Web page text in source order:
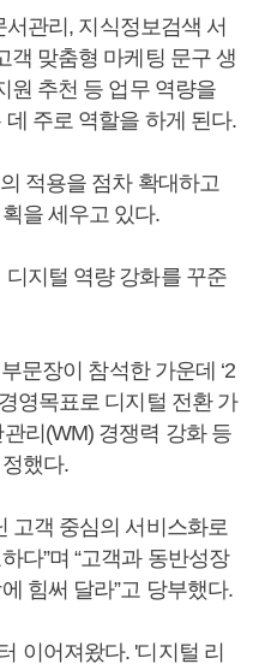
관리, 지식정보검색 서
객 맞춤형 마케팅 문구 생
원 추천 등 업무 역량을
주로 역할을 하게 된다.
적용을 점차 확대하고
을 세우고 있다.
지털 역량 강화를 꾸준
문장이 참석한 가운데 ‘2
영목표로 디지털 전환 가
리(WM) 경쟁력 강화 등
했다.
고객 중심의 서비스화로
다”며 “고객과 동반성장
힘써 달라”고 당부했다.
이어져왔다. '디지털 리